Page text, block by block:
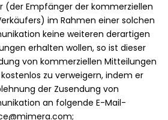
(der Empfänger der kommerziellen
im Rahmen einer solchen
keine weiteren derartigen
erhalten wollen, so ist dieser
von kommerziellen Mitteilungen
zu verweigern, indem er
der Zusendung von
an folgende E-Mail-